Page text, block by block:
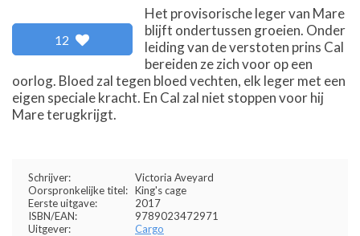
12
Het provisorische leger van Mare
blijft ondertussen groeien. Onder
leiding van de verstoten prins Cal
bereiden ze zich voor op een
oorlog. Bloed zal tegen bloed vechten, elk leger met een
eigen speciale kracht. En Cal zal niet stoppen voor hij
Mare terugkrijgt.
Schrijver:
Victoria Aveyard
Oorspronkelijke titel: King's cage
Eerste uitgave:
2017
ISBN/EAN:
9789023472971
Uitgever:
Cargo